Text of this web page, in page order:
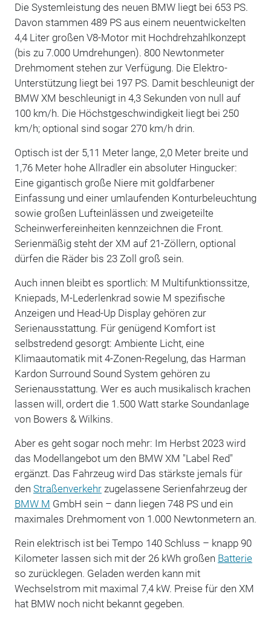
Die Systemleistung des neuen BMW liegt bei 653 PS.
Davon stammen 489 PS aus einem neuentwickelten
4,4 Liter großen V8-Motor mit Hochdrehzahlkonzept
(bis zu 7.000 Umdrehungen). 800 Newtonmeter
Drehmoment stehen zur Verfügung. Die Elektro-
Unterstützung liegt bei 197 PS. Damit beschleunigt der
BMW XM beschleunigt in 4,3 Sekunden von null auf
100 km/h. Die Höchstgeschwindigkeit liegt bei 250
km/h; optional sind sogar 270 km/h drin.
Optisch ist der 5,11 Meter lange, 2,0 Meter breite und
1,76 Meter hohe Allradler ein absoluter Hingucker:
Eine gigantisch große Niere mit goldfarbener
Einfassung und einer umlaufenden Konturbeleuchtung
sowie großen Lufteinlässen und zweigeteilte
Scheinwerfereinheiten kennzeichnen die Front.
Serienmäßig steht der XM auf 21-Zöllern, optional
dürfen die Räder bis 23 Zoll groß sein.
Auch innen bleibt es sportlich: M Multifunktionssitze,
Kniepads, M-Lederlenkrad sowie M spezifische
Anzeigen und Head-Up Display gehören zur
Serienausstattung. Für genügend Komfort ist
selbstredend gesorgt: Ambiente Licht, eine
Klimaautomatik mit 4-Zonen-Regelung, das Harman
Kardon Surround Sound System gehören zu
Serienausstattung. Wer es auch musikalisch krachen
lassen will, ordert die 1.500 Watt starke Soundanlage
von Bowers & Wilkins.
Aber es geht sogar noch mehr: Im Herbst 2023 wird
das Modellangebot um den BMW XM "Label Red"
ergänzt. Das Fahrzeug wird Das stärkste jemals für
den Straßenverkehrzugelassene Serienfahrzeug der
BMW M GmbH sein – dann liegen 748 PS und ein
maximales Drehmoment von 1.000 Newtonmetern an.
Rein elektrisch ist bei Tempo 140 Schluss – knapp 90
Kilometer lassen sich mit der 26 kWh großen Batterie
so zurücklegen. Geladen werden kann mit
Wechselstrom mit maximal 7,4 kW. Preise für den XM
hat BMW noch nicht bekannt gegeben.